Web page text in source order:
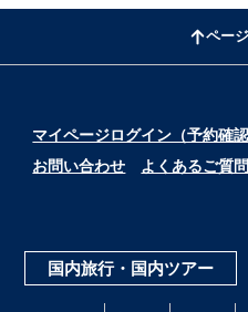
ペー
マイページログイン（予約確認
お問い合わせ
よくあるご質問
国内旅行・国内ツアー